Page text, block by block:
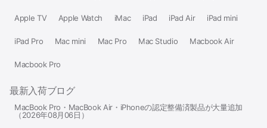
Apple TV Apple Watch iMac iPad iPad Air iPad mini
iPad Pro Mac mini Mac Pro Mac Studio Macbook Air
Macbook Pro
最新入荷ブログ
MacBook Pro・MacBook Air・iPhoneの認定整備済製品が大量追加
（2026年08月06日）